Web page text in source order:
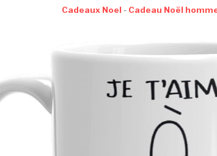
Cadeaux Noel - Cadeau Noël